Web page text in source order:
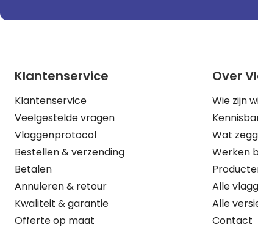
Klantenservice
Klantenservice
Veelgestelde vragen
Vlaggenprotocol
Bestellen & verzending
Betalen
Annuleren & retour
Kwaliteit & garantie
Offerte op maat
Over
Wie zijn
Wat
Werken
Alle
Alle
Contact